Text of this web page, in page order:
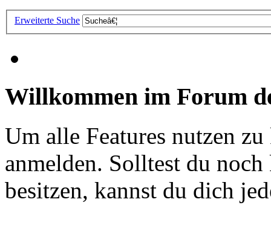
Erweiterte Suche
Willkommen im Forum
Um alle Features nutzen
anmelden. Solltest du
besitzen, kannst du dich